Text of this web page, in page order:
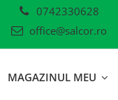
0742330628
office@salcor.ro
MAGAZINUL MEU